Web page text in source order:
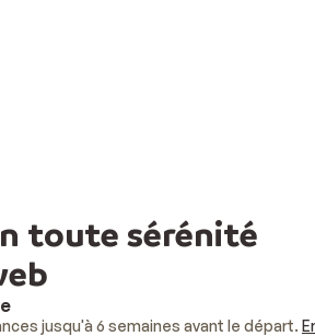
toute sérénité
jusqu'à 6 semaines avant le départ.